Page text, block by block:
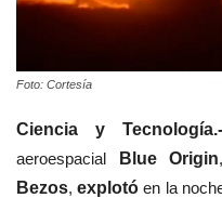
Foto: Cortesía
Ciencia y
aeroespacial
Blue Origin
Bezos, explotó en la